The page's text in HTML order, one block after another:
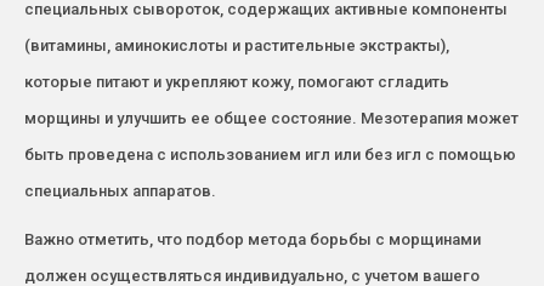
специальных сывороток, содержащих активные компоненты
(витамины, аминокислоты и растительные экстракты),
которые питают и укрепляют кожу, помогают сгладить
морщины и улучшить ее общее состояние. Мезотерапия может
быть проведена с использованием игл или без игл с помощью
специальных аппаратов.
Важно отметить, что подбор метода борьбы с морщинами
должен осуществляться индивидуально, с учетом вашего